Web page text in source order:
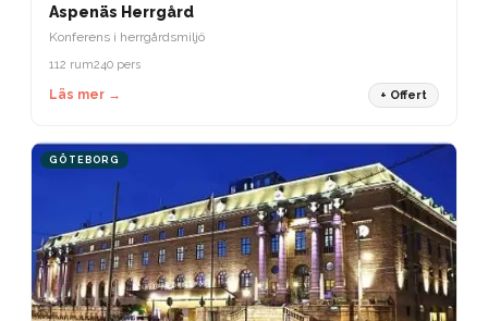
Aspenäs Herrgård
Konferens i herrgårdsmiljö
112 rum240 pers
Läs mer → + Offert
GÖTEBORG